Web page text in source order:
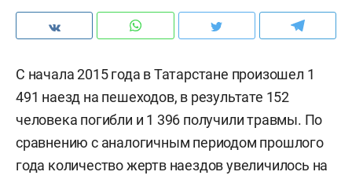
С начала 2015 года в Татарстане произошел 1
491 наезд на пешеходов, в результате 152
человека погибли и 1 396 получили травмы. По
сравнению с аналогичным периодом прошлого
года количество жертв наездов увеличилось на